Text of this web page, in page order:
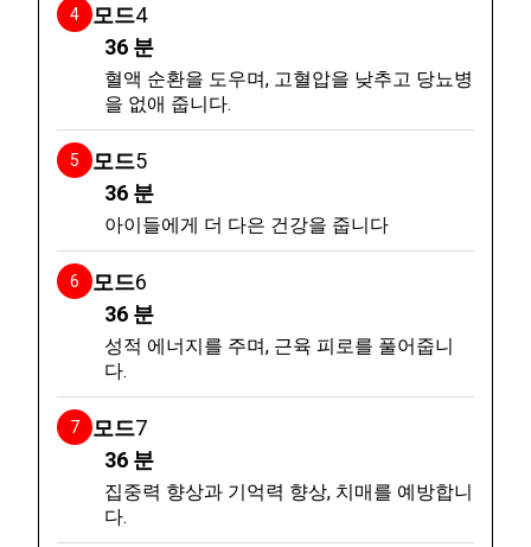
모드4
36 분
혈액 순환을 도우며, 고혈압을 낮추고 당뇨병
을 없애 줍니다.
모드5
36 분
아이들에게 더 다은 건강을 줍니다
모드6
36 분
성적 에너지를 주며, 근육 피로를 풀어줍니
다.
모드7
36 분
집중력 향상과 기억력 향상, 치매를 예방합니
다.